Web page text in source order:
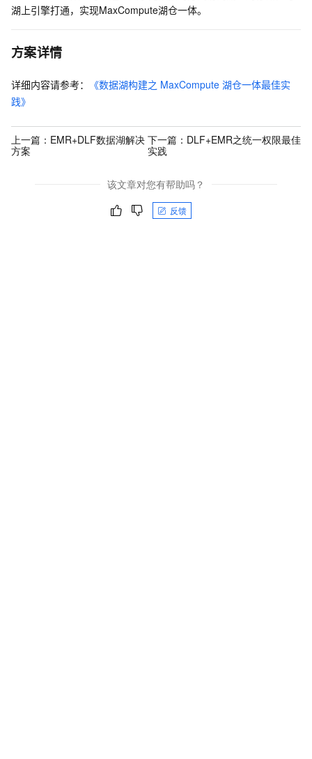
湖上引擎打通，实现MaxCompute湖仓一体。
方案详情
详细内容请参考： 《数据湖构建之 MaxCompute 湖仓一体最佳实
践》
上一篇： EMR+DLF数据湖解决
方案
下一篇： DLF+EMR之统一权限最佳
实践
该文章对您有帮助吗？
反馈